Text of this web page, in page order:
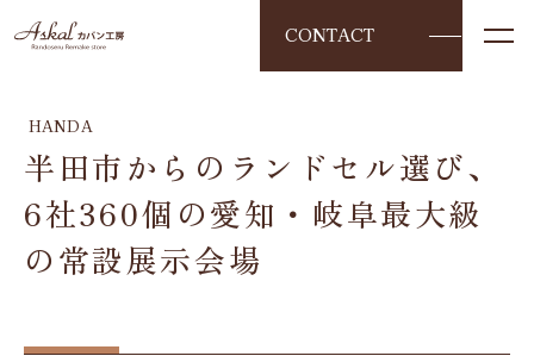
CONTACT
HANDA
半田市からのランドセル選び、
6社360個の愛知・岐阜最大級
の常設展示会場